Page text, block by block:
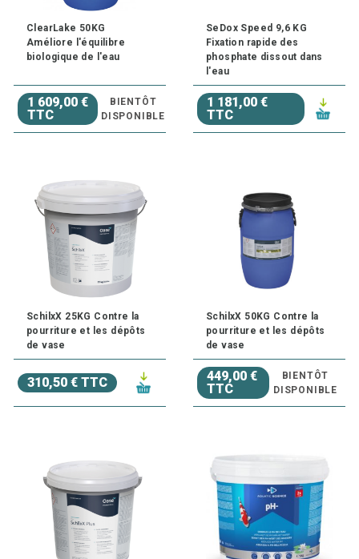
ClearLake 50KG
Améliore l'équilibre
biologique de l'eau
1 609,00 €
TTC
BIENTÔT
DISPONIBLE
SeDox Speed 9,6 KG
Fixation rapide des
phosphate dissout dans
l'eau
1 181,00 €
TTC
SchilxX 25KG Contre la
pourriture et les dépôts
de vase
310,50 € TTC
SchilxX 50KG Contre la
pourriture et les dépôts
de vase
449,00 €
TTC
BIENTÔT
DISPONIBLE